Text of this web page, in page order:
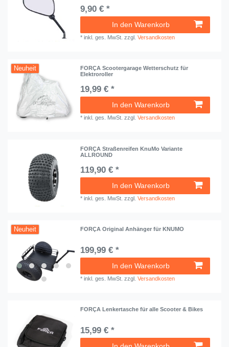
9,90 € *
In den Warenkorb
*inkl. ges. MwSt. zzgl.Versandkosten
Neuheit
FORÇA Scootergarage Wetterschutz für
Elektroroller
19,99 € *
In den Warenkorb
*inkl. ges. MwSt. zzgl.Versandkosten
FORÇA Straßenreifen KnuMo Variante
ALLROUND
119,90 € *
In den Warenkorb
*inkl. ges. MwSt. zzgl.Versandkosten
Neuheit FORÇA Original Anhänger für KNUMO
199,99 € *
In den Warenkorb
*inkl. ges. MwSt. zzgl.Versandkosten
FORÇA Lenkertasche für alle Scooter & Bikes
15,99 € *